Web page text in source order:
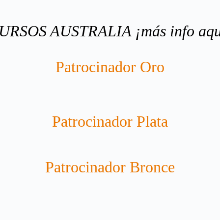
AUSTRALIA ¡más info
Patrocinador Oro
Patrocinador Plata
Patrocinador Bronce